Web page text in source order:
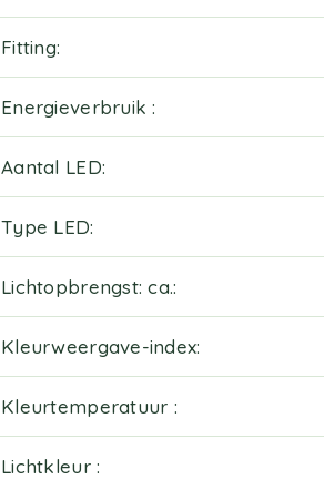
Fitting
Energieverbruik
Aantal LED
Type LED
Lichtopbrengst: ca.
Kleurweergave-index
Kleurtemperatuur
Lichtkleur